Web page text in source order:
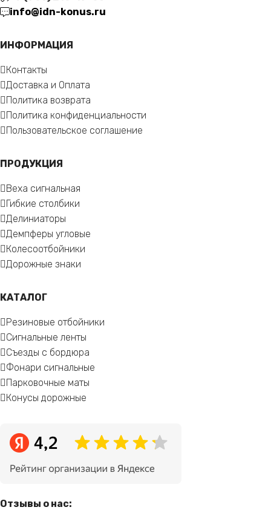
info@idn-konus.ru
ИНФОРМАЦИЯ
Контакты
Доставка и Оплата
Политика возврата
Политика конфиденциальности
Пользовательское соглашение
ПРОДУКЦИЯ
Веха сигнальная
Гибкие столбики
Делиниаторы
Демпферы угловые
Колесоотбойники
Дорожные знаки
КАТАЛОГ
Резиновые отбойники
Сигнальные ленты
Съезды с бордюра
Фонари сигнальные
Парковочные маты
Конусы дорожные
Отзывы о нас: